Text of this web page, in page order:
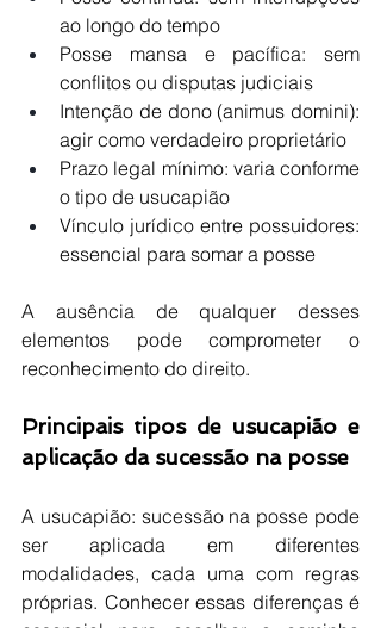
ao longo do tempo
Posse mansa e pacífica: sem
conflitos ou disputas judiciais
Intenção de dono (animus domini):
agir como verdadeiro proprietário
Prazo legal mínimo: varia conforme
o tipo de usucapião
Vínculo jurídico entre possuidores:
essencial para somar a posse
A ausência de qualquer desses
elementos pode comprometer o
reconhecimento do direito.
Principais tipos de usucapião e
aplicação da sucessão na posse
A usucapião: sucessão na posse pode
ser aplicada em diferentes
modalidades, cada uma com regras
próprias. Conhecer essas diferenças é